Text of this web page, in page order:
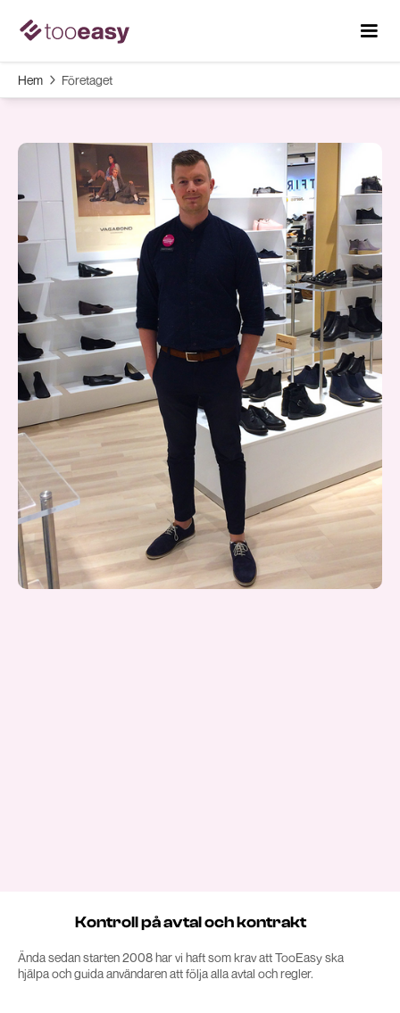
Hem  Företaget
Kontroll på avtal och kontrakt
Ända sedan starten 2008 har vi haft som krav att TooEasy ska
hjälpa och guida användaren att följa alla avtal och regler.